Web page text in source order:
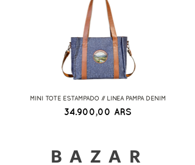
MINI TOTE ESTAMPADO // LINEA PAMPA DENIM
Precio
34.900,00 ARS
BAZAR